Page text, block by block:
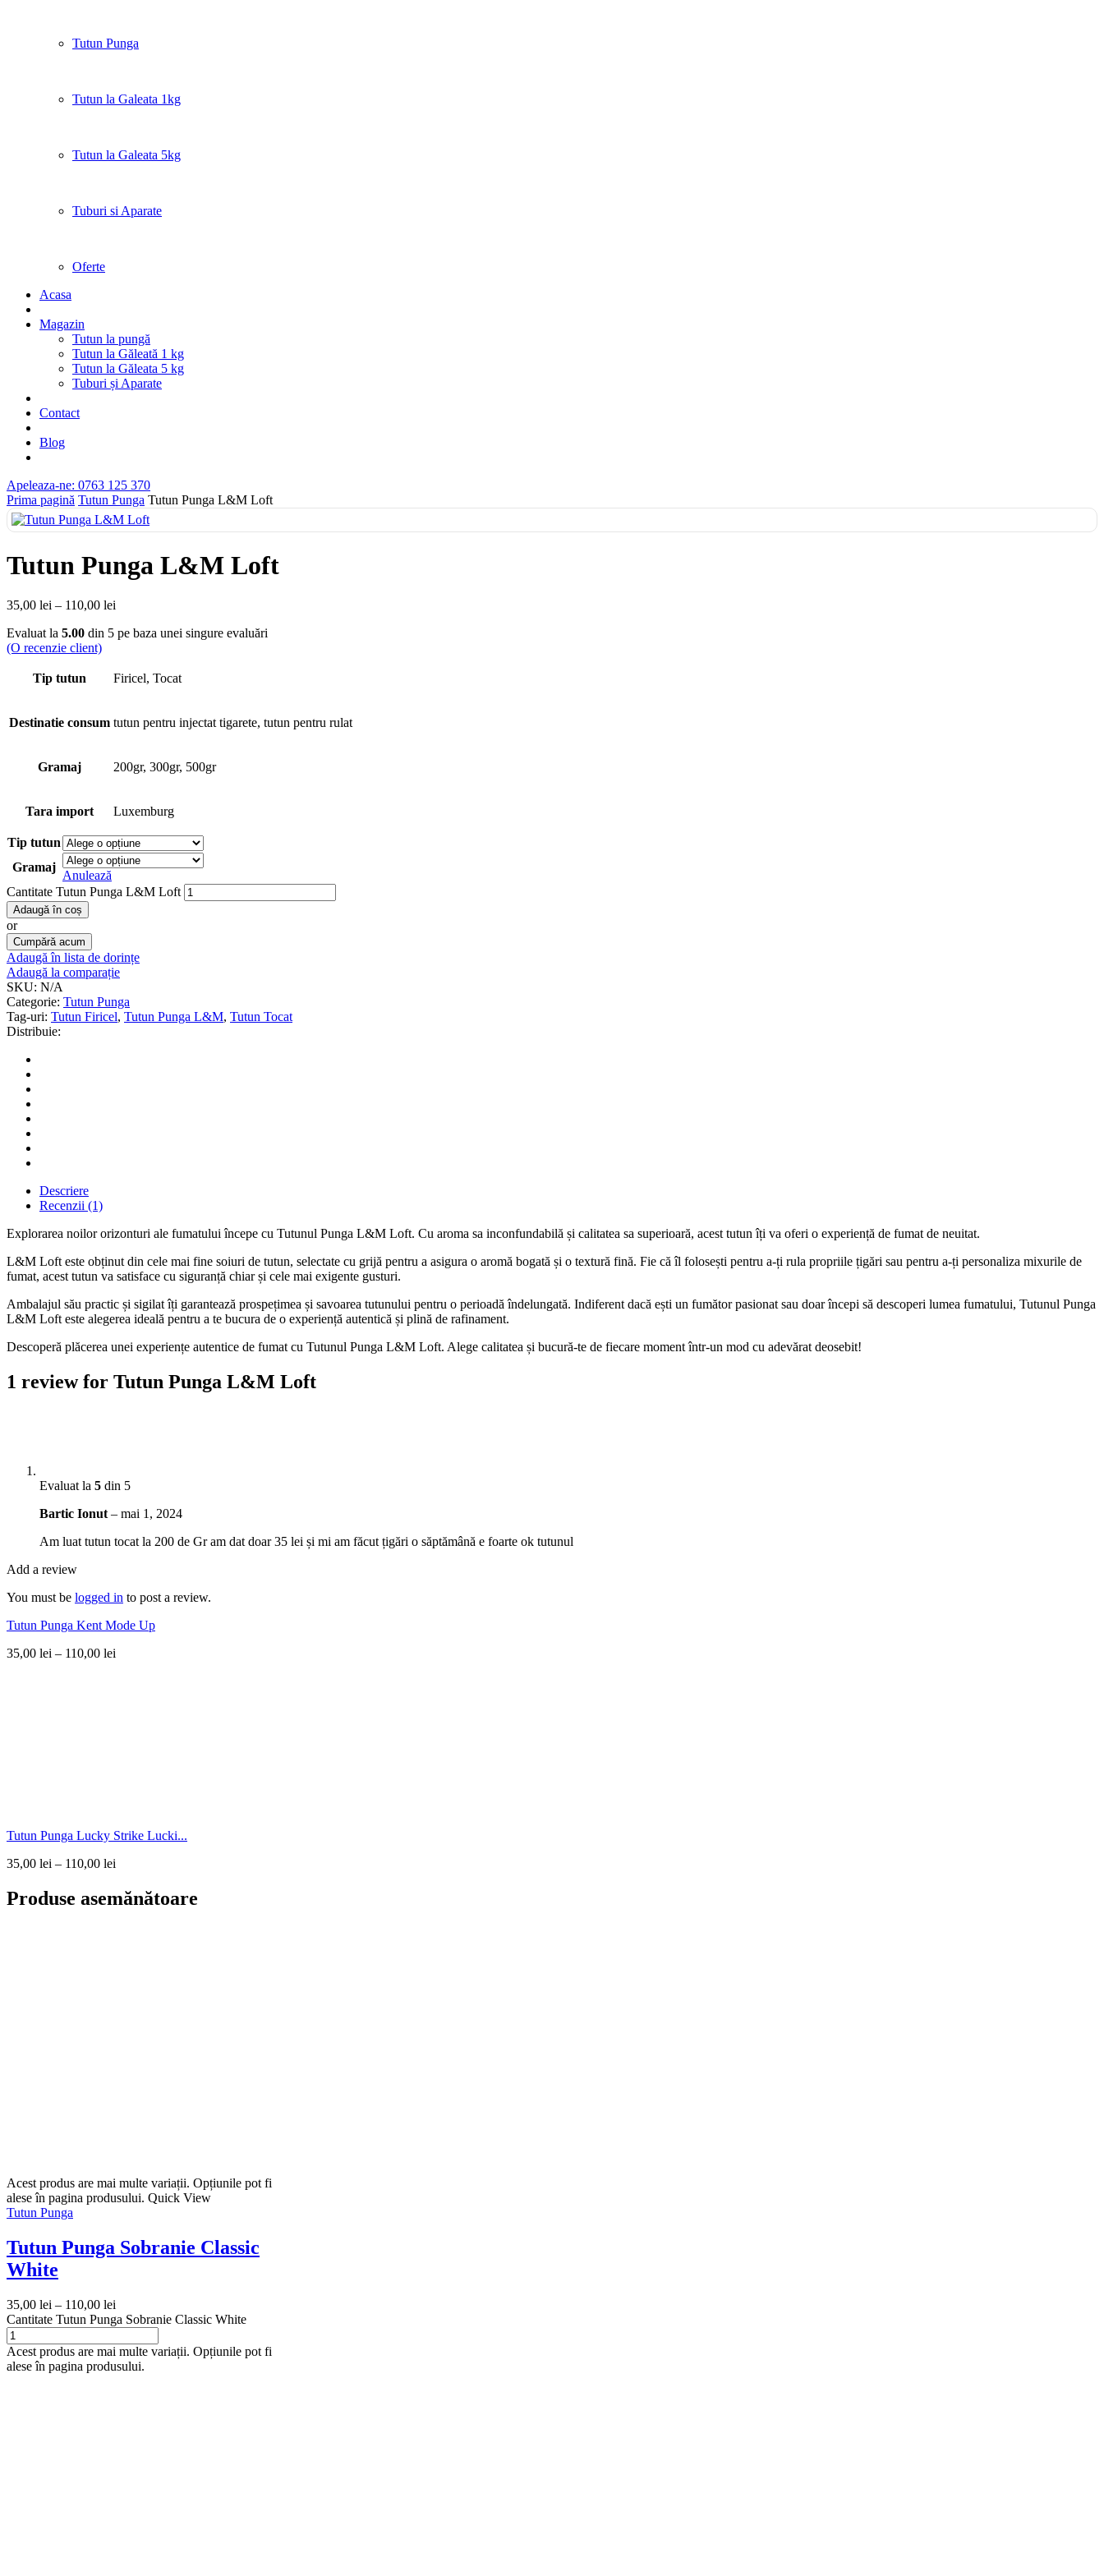
Tutun Punga
Tutun la Galeata 1kg
Tutun la Galeata 5kg
Tuburi si Aparate
Oferte
Acasa
Magazin
Tutun la pungă
Tutun la Găleată 1 kg
Tutun la Găleata 5 kg
Tuburi și Aparate
Contact
Blog
Apeleaza-ne: 0763 125 370
Prima pagină Tutun Punga Tutun Punga L&M Loft
Tutun Punga L&M Loft
35,00 lei – 110,00 lei
Evaluat la 5.00 din 5 pe baza unei singure evaluări
(O recenzie client)
Tip tutun Firicel, Tocat
Destinatie consum tutun pentru injectat tigarete, tutun pentru rulat
Gramaj 200gr, 300gr, 500gr
Tara import Luxemburg
Tip tutun
Gramaj
Anulează
Cantitate Tutun Punga L&M Loft
Adaugă în coș
or
Cumpără acum
Adaugă în lista de dorințe
Adaugă la comparație
SKU: N/A
Categorie: Tutun Punga
Tag-uri: Tutun Firicel, Tutun Punga L&M, Tutun Tocat
Distribuie:
Descriere
Recenzii (1)
Explorarea noilor orizonturi ale fumatului începe cu Tutunul Punga L&M Loft. Cu aroma sa inconfundabilă și calitatea sa superioară, acest tutun îți va oferi o experiență de fumat de neuitat.
L&M Loft este obținut din cele mai fine soiuri de tutun, selectate cu grijă pentru a asigura o aromă bogată și o textură fină. Fie că îl folosești pentru a-ți rula propriile țigări sau pentru a-ți personaliza mixurile de
fumat, acest tutun va satisface cu siguranță chiar și cele mai exigente gusturi.
Ambalajul său practic și sigilat îți garantează prospețimea și savoarea tutunului pentru o perioadă îndelungată. Indiferent dacă ești un fumător pasionat sau doar începi să descoperi lumea fumatului, Tutunul Punga
L&M Loft este alegerea ideală pentru a te bucura de o experiență autentică și plină de rafinament.
Descoperă plăcerea unei experiențe autentice de fumat cu Tutunul Punga L&M Loft. Alege calitatea și bucură-te de fiecare moment într-un mod cu adevărat deosebit!
1 review for Tutun Punga L&M Loft
Evaluat la 5 din 5
Bartic Ionut – mai 1, 2024
Am luat tutun tocat la 200 de Gr am dat doar 35 lei și mi am făcut țigări o săptămână e foarte ok tutunul
Add a review
You must be logged in to post a review.
Tutun Punga Kent Mode Up
35,00 lei – 110,00 lei
Tutun Punga Lucky Strike Lucki...
35,00 lei – 110,00 lei
Produse asemănătoare
Acest produs are mai multe variații. Opțiunile pot fi
alese în pagina produsului. Quick View
Tutun Punga
Tutun Punga Sobranie Classic
White
35,00 lei – 110,00 lei
Cantitate Tutun Punga Sobranie Classic White
Acest produs are mai multe variații. Opțiunile pot fi
alese în pagina produsului.